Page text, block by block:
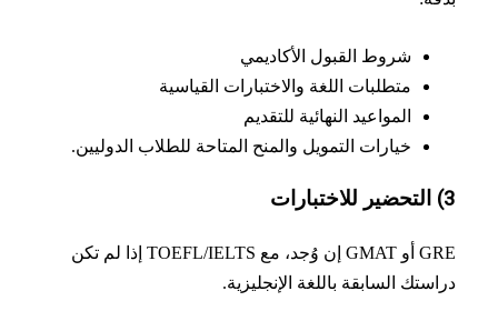
شروط القبول الأكاديمي
متطلبات اللغة والاختبارات القياسية
المواعيد النهائية للتقديم
خيارات التمويل والمنح المتاحة للطلاب الدوليين.
GRE أو GMAT إن وُجد، مع TOEFL/IELTS إذا لم تكن
السابقة باللغة الإنجليزية.